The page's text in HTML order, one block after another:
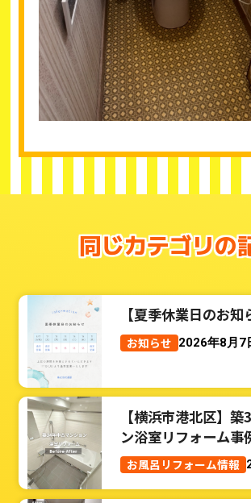
同じカテゴリの
【夏季休業日のお知
お知らせ 2026年8月7
【横浜市港北区】
ン浴室リフォーム事
お風呂リフォーム情報